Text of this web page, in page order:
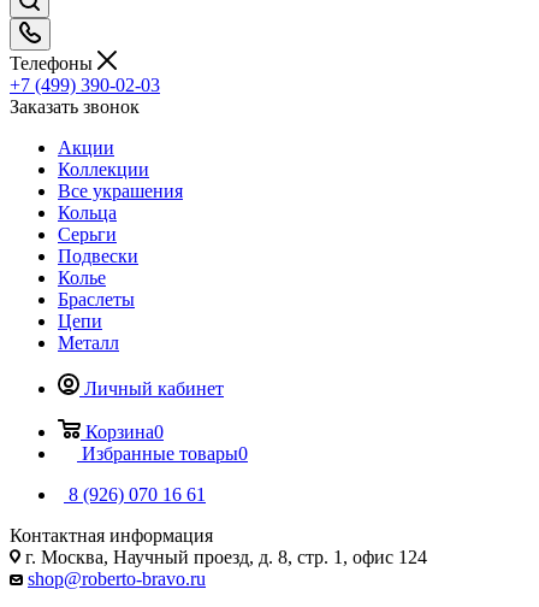
Телефоны
+7 (499) 390-02-03
Заказать звонок
Акции
Коллекции
Все украшения
Кольца
Серьги
Подвески
Колье
Браслеты
Цепи
Металл
Личный кабинет
Корзина0
Избранные товары0
8 (926) 070 16 61
Контактная информация
г. Москва, Научный проезд, д. 8, стр. 1, офис 124
shop@roberto-bravo.ru